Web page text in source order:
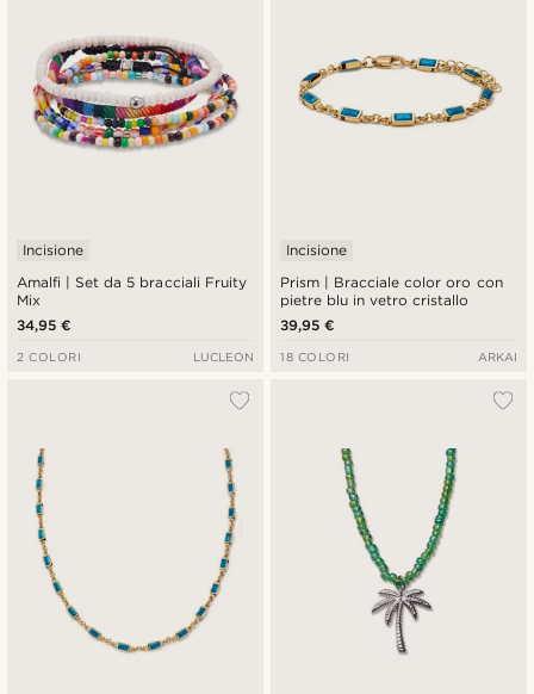
Amalfi | Set da 5 bracciali Fruity
Mix
Incisione
34,95 €
2 COLORI LUCLEON
Prism | Bracciale color oro con
pietre blu in vetro cristallo
Incisione
39,95 €
18 COLORI ARKAI